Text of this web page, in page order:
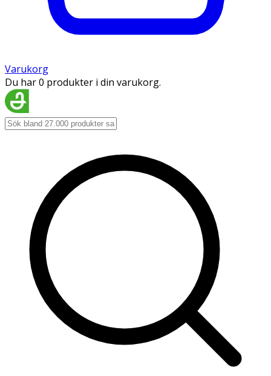
Varukorg
Du har 0 produkter i din varukorg.